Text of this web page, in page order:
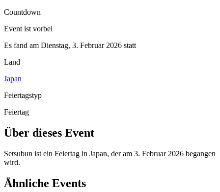
Countdown
Event ist vorbei
Es fand am Dienstag, 3. Februar 2026 statt
Land
Japan
Feiertagstyp
Feiertag
Über dieses Event
Setsubun ist ein Feiertag in Japan, der am 3. Februar 2026 begangen
wird.
Ähnliche Events